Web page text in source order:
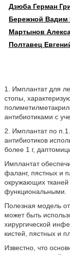
Дзюба Герман
Бережной Вадим
Мартынов
Полтавец
1. Имплантат для
стопы,
антибиотиками с
2. Имплантат по п.1.
антибиотиков
более 1 г,
Имплантат
фаланг, пястных и
окружающих тканей
функциональными.
Полезная модель
может быть
хирургической
кистей, пястных и
Известно, что